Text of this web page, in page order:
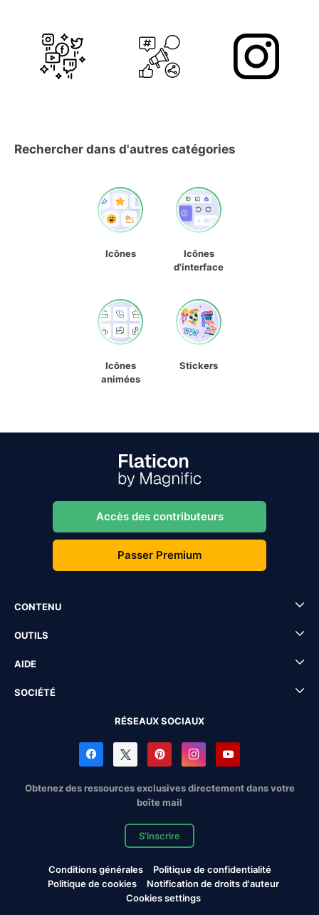
Rechercher dans d'autres catégories
Icônes
Icônes
d'interface
Icônes
animées
Stickers
Accès des contributeurs
Passer Premium
CONTENU
OUTILS
AIDE
SOCIÉTÉ
RÉSEAUX SOCIAUX
Obtenez des ressources exclusives directement dans votre
boîte mail
S'inscrire
Conditions générales
Politique de confidentialité
Politique de cookies
Notification de droits d'auteur
Cookies settings